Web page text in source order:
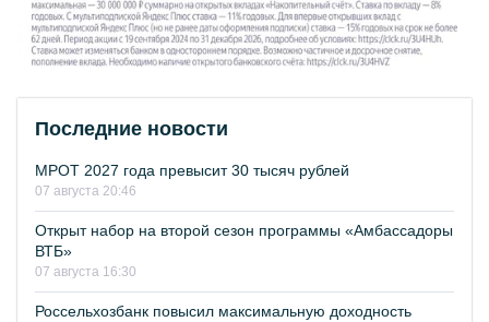
Последние новости
МРОТ 2027 года превысит 30 тысяч рублей
07 августа 20:46
Открыт набор на второй сезон программы «Амбассадоры
ВТБ»
07 августа 16:30
Россельхозбанк повысил максимальную доходность